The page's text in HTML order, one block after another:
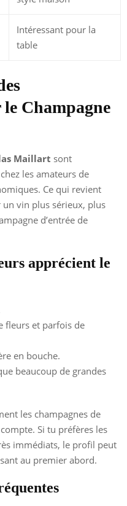
Intéressant pour la
table
Champagne
Maillart sont
les amateurs de
Ce qui revient
un vin plus sérieux, plus
d’entrée de
apprécient le
fleurs et parfois de
en bouche.
beaucoup de grandes
les champagnes de
Si tu préfères les
immédiats, le profil peut
au premier abord.